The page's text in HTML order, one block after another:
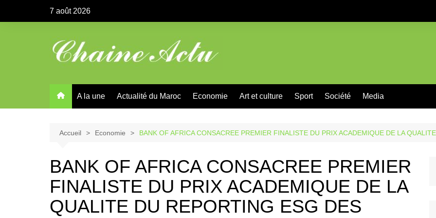
7 août 2026
A la une Actualité du Maroc Economie Art et culture Sport Société Media
Accueil Economie BANK OF AFRICA CONSACREE PREMIER FINALISTE DU PRIX ACADEMIQUE DE LA
BANK OF AFRICA CONSACREE PREMIER
FINALISTE DU PRIX ACADEMIQUE DE LA
QUALITE DU REPORTING ESG DES